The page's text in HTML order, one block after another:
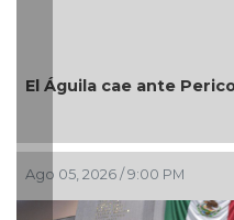
cae ante Pericos en
2026 / 9:00 PM